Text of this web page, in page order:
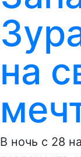
на
В ночь с 28